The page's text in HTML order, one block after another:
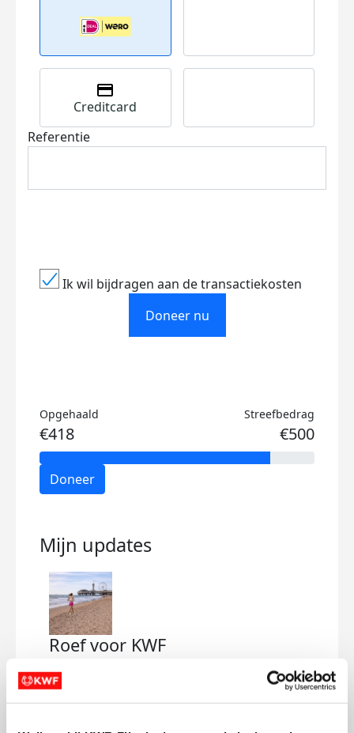
Creditcard
Referentie
Ik wil bijdragen aan de transactiekosten
Doneer nu
Opgehaald
€418
Streefbedrag
€500
Doneer
Mijn updates
Roef voor KWF
donderdag 19 februari 2026
Samen met mijn clubgenoten ren ik 10